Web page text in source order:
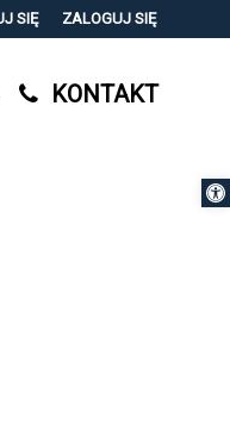
SIĘ ZALOGUJ SIĘ
14
KONTAKT